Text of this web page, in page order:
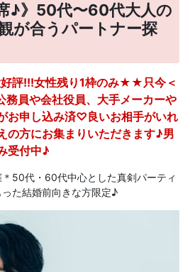
♪》50代〜60代大人の
が合うパートナー探
好評!!!女性残り1枠のみ★★只今＜
員や会社役員、大手メーカーや
お申し込み済♡良いお相手がいれ
の方にお集まりいただきます♪男
受付中♪
50代・60代中心とした真剣パーティ
た結婚前向きな方限定♪